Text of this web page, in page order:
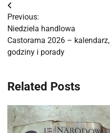
Nawigacja
wpisu
Previous:
Niedziela handlowa
Castorama 2026 – kalendarz,
godziny i porady
Related Posts